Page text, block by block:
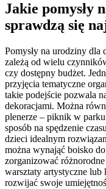
Jakie pomysły
sprawdzą się
Pomysły na urodziny dla
zależą od wielu
czy dostępny budżet.
przyjęcia tematyczne
takie podejście pozwala
dekoracjami. Można
plenerze – piknik w
sposób na spędzenie
dzieci idealnym
można wynająć boisko
zorganizować
warsztaty artystyczne lub
rozwijać swoje